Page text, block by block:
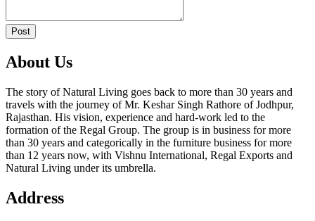
Post
About Us
The story of Natural Living goes back to more than 30 years and
travels with the journey of Mr. Keshar Singh Rathore of Jodhpur,
Rajasthan. His vision, experience and hard-work led to the
formation of the Regal Group. The group is in business for more
than 30 years and categorically in the furniture business for more
than 12 years now, with Vishnu International, Regal Exports and
Natural Living under its umbrella.
Address